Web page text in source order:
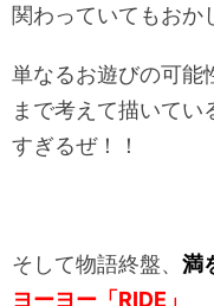
関わっていてもおか
単なるお遊びの可能
まで考えて描いて
すぎるぜ！！
そして物語終盤、 満
ヨーヨー「RIDE」